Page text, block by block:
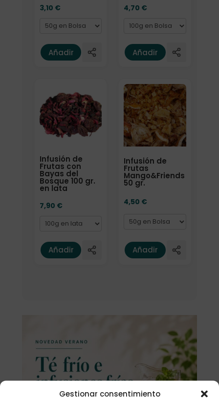
Gestionar consentimiento
3,10 €
Añadir
4,70 €
Añadir
Infusión de
Frutas con
Bayas del
Bosque 100 gr.
en lata
7,90 €
Añadir
Infusión de
Frutas
Mango&Friends
50 gr.
4,50 €
Formato
Añadir